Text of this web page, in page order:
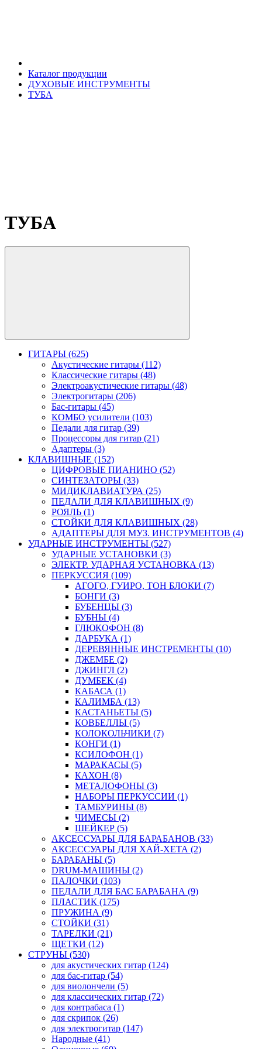
Каталог продукции
ДУХОВЫЕ ИНСТРУМЕНТЫ
ТУБА
ТУБА
ГИТАРЫ (625)
Акустические гитары (112)
Классические гитары (48)
Электроакустические гитары (48)
Электрогитары (206)
Бас-гитары (45)
КОМБО усилители (103)
Педали для гитар (39)
Процессоры для гитар (21)
Адаптеры (3)
КЛАВИШНЫЕ (152)
ЦИФРОВЫЕ ПИАНИНО (52)
СИНТЕЗАТОРЫ (33)
МИДИКЛАВИАТУРА (25)
ПЕДАЛИ ДЛЯ КЛАВИШНЫХ (9)
РОЯЛЬ (1)
СТОЙКИ ДЛЯ КЛАВИШНЫХ (28)
АДАПТЕРЫ ДЛЯ МУЗ. ИНСТРУМЕНТОВ (4)
УДАРНЫЕ ИНСТРУМЕНТЫ (527)
УДАРНЫЕ УСТАНОВКИ (3)
ЭЛЕКТР. УДАРНАЯ УСТАНОВКА (13)
ПЕРКУССИЯ (109)
АГОГО, ГУИРО, ТОН БЛОКИ (7)
БОНГИ (3)
БУБЕНЦЫ (3)
БУБНЫ (4)
ГЛЮКОФОН (8)
ДАРБУКА (1)
ДЕРЕВЯННЫЕ ИНСТРЕМЕНТЫ (10)
ДЖЕМБЕ (2)
ДЖИНГЛ (2)
ДУМБЕК (4)
КАБАСА (1)
КАЛИМБА (13)
КАСТАНЬЕТЫ (5)
КОВБЕЛЛЫ (5)
КОЛОКОЛЬЧИКИ (7)
КОНГИ (1)
КСИЛОФОН (1)
МАРАКАСЫ (5)
КАХОН (8)
МЕТАЛОФОНЫ (3)
НАБОРЫ ПЕРКУССИИ (1)
ТАМБУРИНЫ (8)
ЧИМЕСЫ (2)
ШЕЙКЕР (5)
АКСЕССУАРЫ ДЛЯ БАРАБАНОВ (33)
АКСЕССУАРЫ ДЛЯ ХАЙ-ХЕТА (2)
БАРАБАНЫ (5)
DRUM-МАШИНЫ (2)
ПАЛОЧКИ (103)
ПЕДАЛИ ДЛЯ БАС БАРАБАНА (9)
ПЛАСТИК (175)
ПРУЖИНА (9)
СТОЙКИ (31)
ТАРЕЛКИ (21)
ЩЕТКИ (12)
СТРУНЫ (530)
для акустических гитар (124)
для бас-гитар (54)
для виолончели (5)
для классических гитар (72)
для контрабаса (1)
для скрипок (26)
для электрогитар (147)
Народные (41)